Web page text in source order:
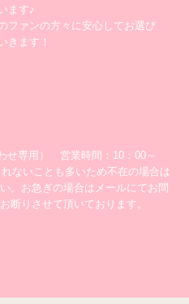
ます♪
ファンの方々に安心してお選び
きます！
せ専用） 営業時間：10：00～
ないことも多いため不在の場合は
。お急ぎの場合はメールにてお問
断りさせて頂いております。